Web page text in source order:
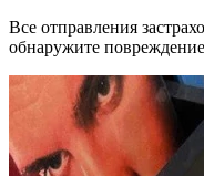
Все отправления
обнаружите